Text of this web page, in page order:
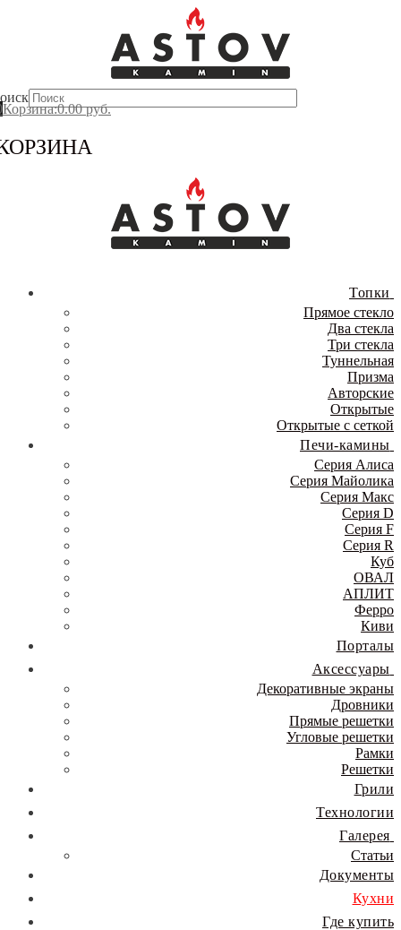
Корзина:0.00руб.
Топки
Прямое стекло
Два стекла
Три стекла
Туннельная
Призма
Авторские
Открытые
Открытые с сеткой
Печи-камины
Серия Алиса
Серия Майолика
Серия Макс
Серия D
Серия F
Серия R
Куб
ОВАЛ
АПЛИТ
Ферро
Киви
Порталы
Аксессуары
Декоративные экраны
Дровники
Прямые решетки
Угловые решетки
Рамки
Решетки
Грили
Технологии
Галерея
Статьи
Документы
Кухни
Где купить